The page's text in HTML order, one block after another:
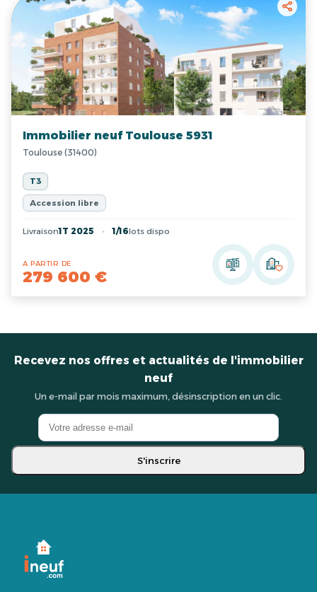
Immobilier neuf Toulouse 5931
Toulouse (31400)
T3
Accession libre
Livraison1T 2025 1/16lots dispo
A PARTIR DE
279 600 €
Recevez nos offres et actualités de l'immobilier
neuf
Un e-mail par mois maximum, désinscription en un clic.
S'inscrire